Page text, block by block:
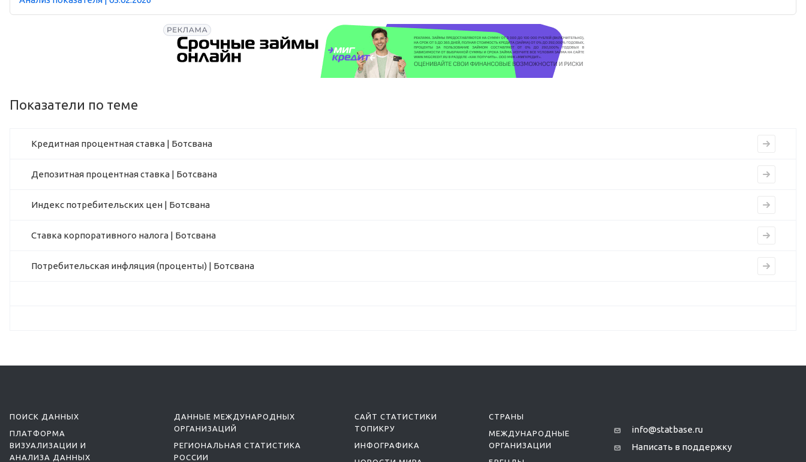
Показатели по теме
Кредитная процентная ставка | Ботсвана
Депозитная процентная ставка | Ботсвана
Индекс потребительских цен | Ботсвана
Ставка корпоративного налога | Ботсвана
Потребительская инфляция (проценты) | Ботсвана
ПОИСК ДАННЫХ
ПЛАТФОРМА
ВИЗУАЛИЗАЦИИ И
АНАЛИЗА ДАННЫХ
ДАННЫЕ МЕЖДУНАРОДНЫХ
ОРГАНИЗАЦИЙ
РЕГИОНАЛЬНАЯ СТАТИСТИКА
РОССИИ
САЙТ СТАТИСТИКИ
ТОПИКРУ
ИНФОГРАФИКА
СТРАНЫ
МЕЖДУНАРОДНЫЕ
ОРГАНИЗАЦИИ
info@statbase.ru
Написать в поддержку